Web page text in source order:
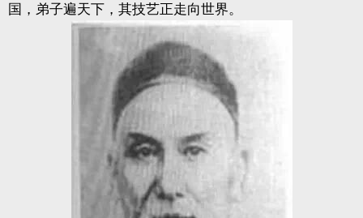
国，弟子遍天下，其技艺正走向世界。